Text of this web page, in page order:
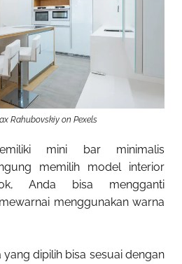
Rahubovskiy on Pexels
mini bar minimalis
memilih model interior
Anda bisa mengganti
menggunakan warna
dipilih bisa sesuai dengan